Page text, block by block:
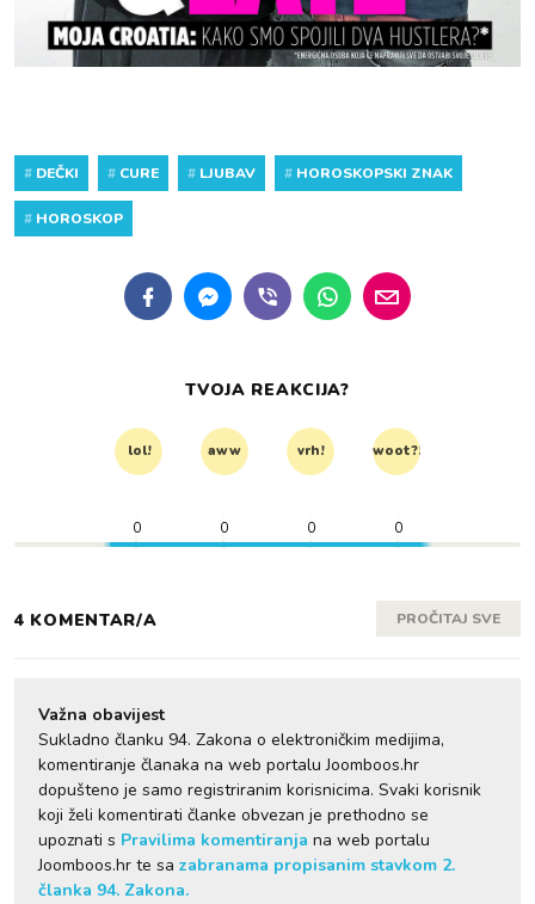
# DEČKI # CURE # LJUBAV # HOROSKOPSKI ZNAK
# HOROSKOP
TVOJA REAKCIJA?
lol! aww vrh! woot?!
0 0 0 0
4 KOMENTAR/A PROČITAJ SVE
Važna obavijest
Sukladno članku 94. Zakona o elektroničkim medijima,
komentiranje članaka na web portalu Joomboos.hr
dopušteno je samo registriranim korisnicima. Svaki korisnik
koji želi komentirati članke obvezan je prethodno se
upoznati s Pravilima komentiranja na web portalu
Joomboos.hr te sa zabranama propisanim stavkom 2.
članka 94. Zakona.